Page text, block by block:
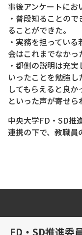
事後アンケートにお
・普段知ることの
ることができた。
・実務を担ってい
会はこれまでなかっ
・都側の説明は充
いったことを勉強
してもらえると良か
といった声が寄せら
中央大学FD・SD推
連携の下で、教職員
FD・SD推進委